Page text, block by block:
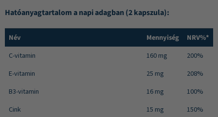
Hatóanyagtartalom a napi adagban (2 kapszula):
Név Mennyiség
NRV%*
C-vitamin
160 mg
200%
E-vitamin
25 mg
208%
B3-vitamin
16 mg
100%
Cink
15 mg
150%